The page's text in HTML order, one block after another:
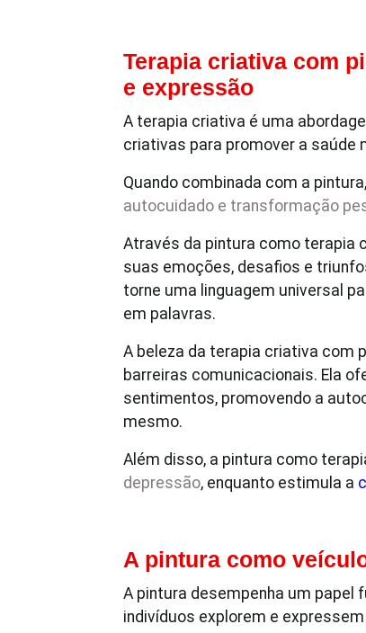
Terapia criativa com
e expressão
A terapia criativa é uma
criativas para promover a saúde
Quando combinada com a
autocuidado e transformação
Através da pintura como terapia
suas emoções, desafios e
torne uma linguagem universal
em palavras.
A beleza da terapia criativa com
barreiras comunicacionais. Ela
sentimentos, promovendo a
mesmo.
Além disso, a pintura como
depressão, enquanto estimula a
A pintura como
A pintura desempenha um papel
indivíduos explorem e